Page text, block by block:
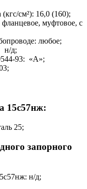
см²): 16,0 (160);
муфтовое, с
любое;
н/д;
93: «А»;
15с57нж:
25;
запорного
н/д;